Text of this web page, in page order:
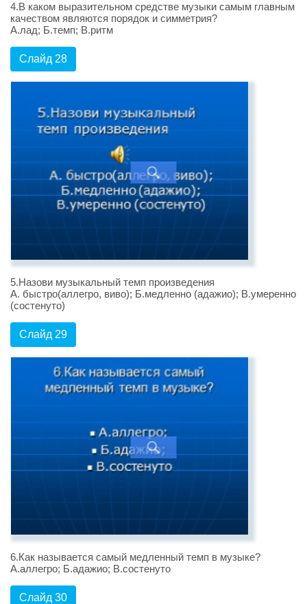
4.В каком выразительном средстве музыки самым главным
качеством являются порядок и симметрия?
А.лад; Б.темп; В.ритм
Слайд 28
5.Назови музыкальный темп произведения
А. быстро(аллегро, виво); Б.медленно (адажио); В.умеренно
(состенуто)
Слайд 29
6.Как называется самый медленный темп в музыке?
А.аллегро; Б.адажио; В.состенуто
Слайд 30